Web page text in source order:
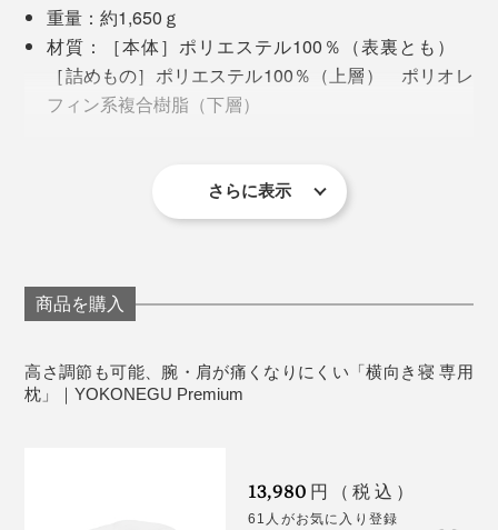
男女・体型を問わず、自分だけのフィット感にカスタマ
イズできるから、プレゼントにもぴったり。母の日、父
使ううちに枕がヘタってきたなと感じたら、詰めものを
補充すればOK。また、粒わたは、出し入れ口から手を
打つとき、カラダを丸める動きが伴い、頭の位置は並行
ではなく弧を描くように移動するので、このクロワッサ
枕自体に重さもあるため、ズレにくいのもポイント。
キリ目覚められます。
重量：約1,650ｇ
材質：［本体］ポリエステル100％（表裏とも）
［詰めもの］ポリエステル100％（上層） ポリオレ
フィン系複合樹脂（下層）
さらに表示
商品を購入
高さ調節も可能、腕・肩が痛くなりにくい「横向き寝 専用
枕」｜YOKONEGU Premium
13,980 円（税込）
61人がお気に入り登録